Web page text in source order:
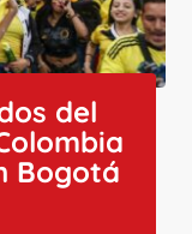
del
Bogotá